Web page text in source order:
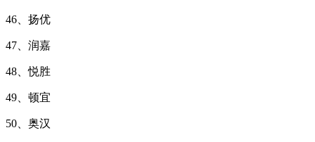
46、扬优
47、润嘉
48、悦胜
49、顿宜
50、奥汉